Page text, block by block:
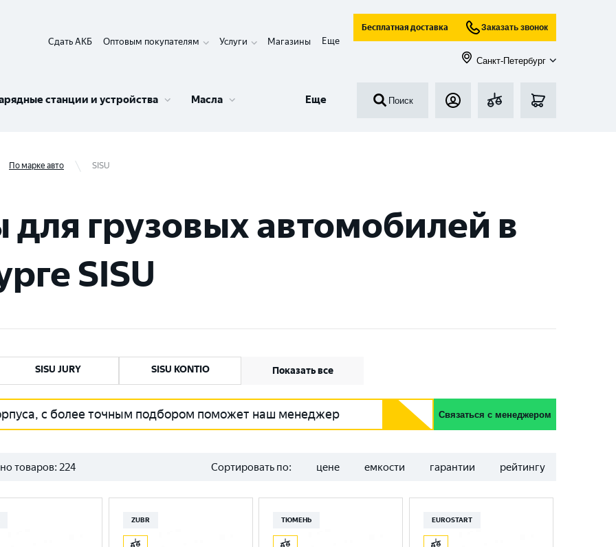
Сдать АКБ Оптовым покупателям Услуги Магазины Еще
Бесплатная доставка Заказать звонок
Санкт-Петербург
станции и устройства Масла Еще Поиск
По марке авто SISU
грузовых автомобилей в
SISU
SISU JURY SISU KONTIO Показать все
с более точным подбором поможет наш менеджер Связаться с менеджером
товаров: 224 Сортировать по: цене емкости гарантии рейтингу
ZUBR ТЮМЕНЬ EUROSTART